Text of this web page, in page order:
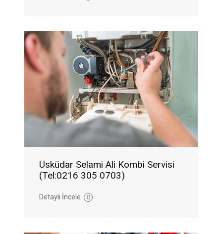
Üsküdar Selami Ali Kombi Servisi
(Tel:0216 305 0703)
Detaylı İncele